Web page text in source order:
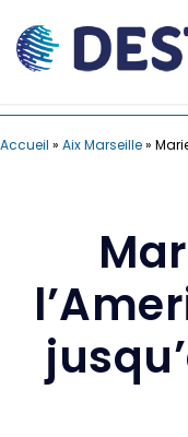
Accueil » Aix Marseille»